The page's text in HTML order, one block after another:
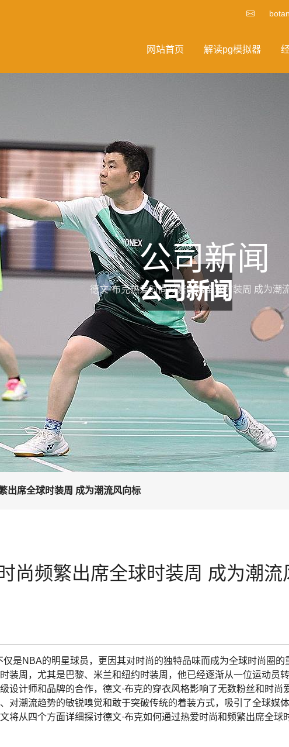
网站首页 解读pg模拟器
公司新闻
德文·布克热爱时尚频繁出席全球时装周 成为潮
出席全球时装周 成为潮流风向标
尚频繁出席全球时装周 成为潮流
仅是NBA的明星球员，更因其对时尚的独特品味而成为全球时尚圈的
装周，尤其是巴黎、米兰和纽约时装周，他已经逐渐从一位运动员
设计师和品牌的合作，德文·布克的穿衣风格影响了无数粉丝和时尚
对潮流趋势的敏锐嗅觉和敢于突破传统的着装方式，吸引了全球媒
将从四个方面详细探讨德文·布克如何通过热爱时尚和频繁出席全球